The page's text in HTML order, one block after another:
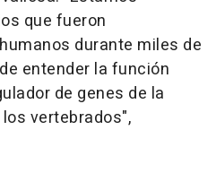
que fueron
durante miles de
entender la función
de genes de la
vertebrados",